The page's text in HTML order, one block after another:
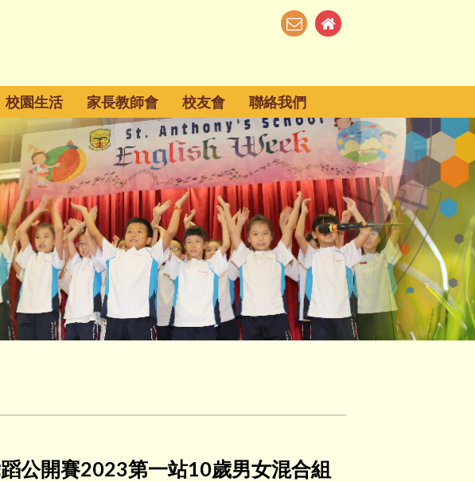
校園生活 家長教師會 校友會 聯絡我們
公開賽2023第一站10歲男女混合組